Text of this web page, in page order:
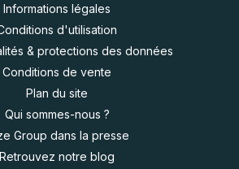
Informations légales
d'utilisation
& protections des données
Conditions de vente
Plan du site
Qui sommes-nous ?
Group dans la presse
Retrouvez notre blog